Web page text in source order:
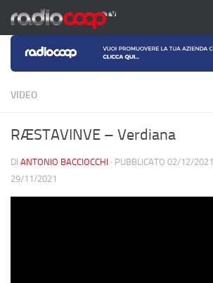
Salta al contenuto
VIDEO
RÆSTAVINVE – Verdiana
DI ANTONIO BACCIOCCHI · PUBBLICATO 02/12/2021
29/11/2021